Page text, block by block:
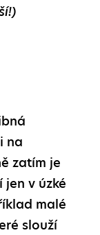
na
zatím je
v úzké
malé
slouží